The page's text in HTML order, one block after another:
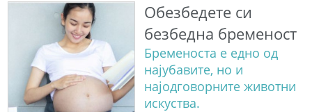
Обезбедете си
безбедна бременост
Бременоста е едно од
најубавите, но и
најодговорните животни
искуства.